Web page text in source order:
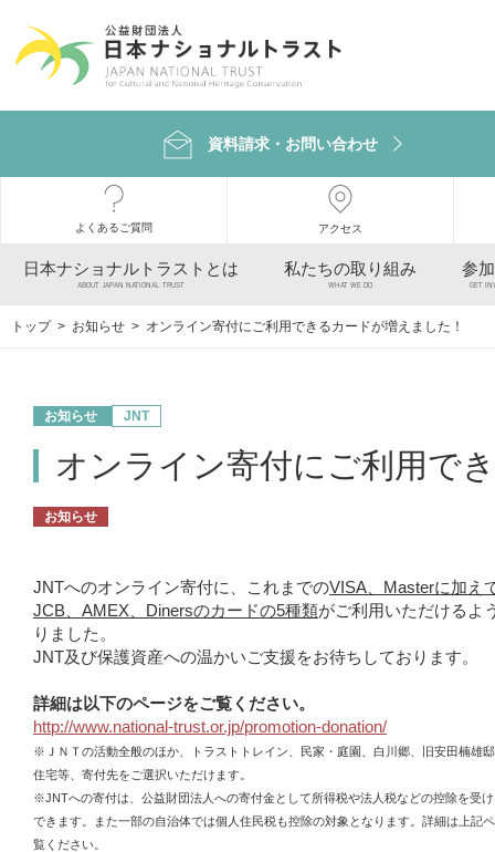
資料請求・お問い合わせ
よくあるご質問 アクセス
日本ナショナルトラストとは
ABOUT JAPAN NATIONAL TRUST
私たちの取り組み
WHAT WE DO
参
GET
トップ > お知らせ > オンライン寄付にご利用できるカードが増えました！
お知らせ JNT
オンライン寄付にご利用で
お知らせ
JNTへのオンライン寄付に、これまでのVISA、Masterに加え
JCB、AMEX、Dinersのカードの5種類がご利用いただけるよ
りました。
JNT及び保護資産への温かいご支援をお待ちしております。
詳細は以下のページをご覧ください。
http://www.national-trust.or.jp/promotion-donation/
※ＪＮＴの活動全般のほか、トラストトレイン、民家・庭園、白川郷、旧安田楠雄
住宅等、寄付先をご選択いただけます。
※JNTへの寄付は、公益財団法人への寄付金として所得税や法人税などの控除を受
できます。また一部の自治体では個人住民税も控除の対象となります。詳細は上記
覧ください。